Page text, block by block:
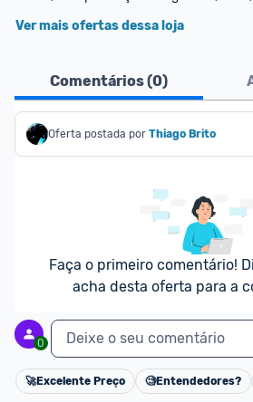
Ver mais ofertas dessa loja
Comentários (0)
Oferta postada por Thiago Brito
Faça o primeiro comentário!
acha desta oferta para a
0 Deixe o seu comentário
🚀Excelente Preço 🧐Entendedores?